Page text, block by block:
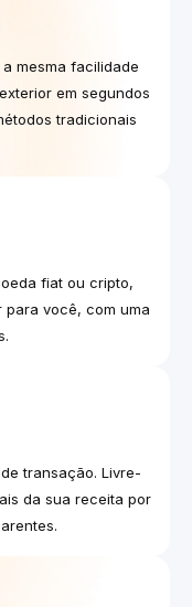
mesma facilidade
em segundos
tradicionais
fiat ou cripto,
você, com uma
transação. Livre-
da sua receita por